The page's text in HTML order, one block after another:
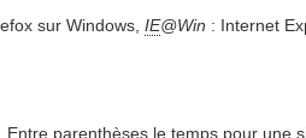
sur Windows, IE@Win : Internet
parenthèses le temps pour une